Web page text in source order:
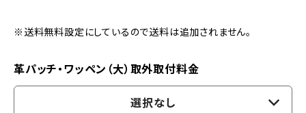
※送料無料設定にしているので送料は追加されません。
革パッチ・ワッペン（大）取外取付料金
選択なし